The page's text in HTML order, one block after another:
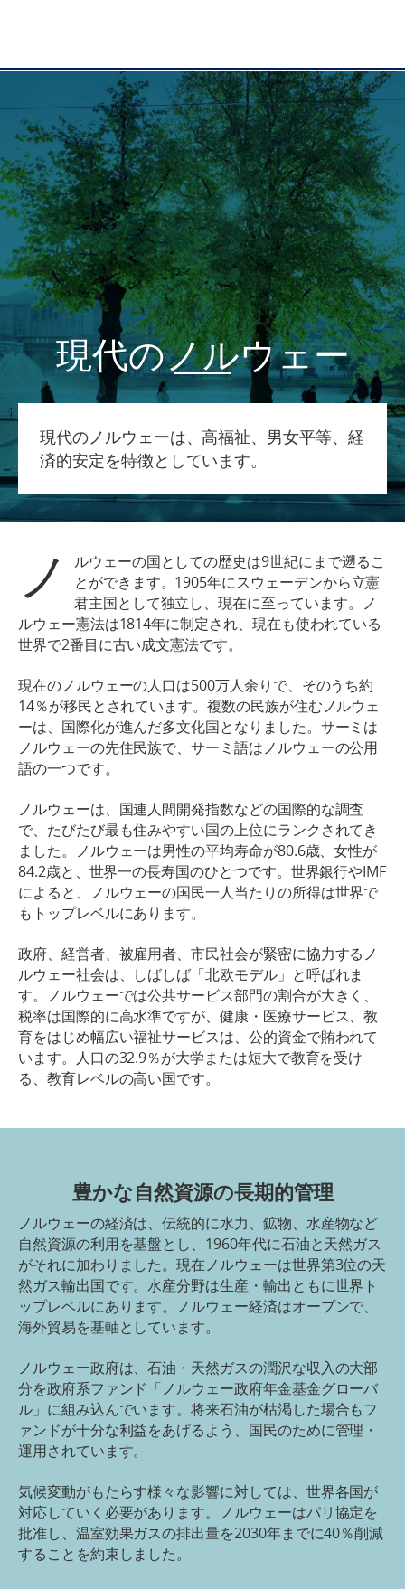
現代のノルウェー
現代のノルウェーは、高福祉、男女平等、経
済的安定を特徴としています。
ノ ルウェーの国としての歴史は9世紀にまで遡るこ
とができます。 1905年にスウェーデンから立憲
君主国として独立し、現在に至っています。ノ
ルウェー憲法は1814年に制定され、現在も使われている
世界で2番目に古い成文憲法です。
現在のノルウェーの人口は500万人余りで、そのうち約
14％が移民とされています。複数の民族が住むノルウェ
ーは、国際化が進んだ多文化国となりました。サーミは
ノルウェーの先住民族で、サーミ語はノルウェーの公用
語の一つです。
ノルウェーは、国連人間開発指数などの国際的な調査
で、たびたび最も住みやすい国の上位にランクされてき
ました。ノルウェーは男性の平均寿命が80.6歳、女性が
84.2歳と、世界一の長寿国のひとつです。世界銀行やIMF
によると、ノルウェーの国民一人当たりの所得は世界で
もトップレベルにあります。
政府、経営者、被雇用者、市民社会が緊密に協力するノ
ルウェー社会は、しばしば「北欧モデル」と呼ばれま
す。ノルウェーでは公共サービス部門の割合が大きく、
税率は国際的に高水準ですが、健康・医療サービス、教
育をはじめ幅広い福祉サービスは、公的資金で賄われて
います。人口の32.9％が大学または短大で教育を受け
る、教育レベルの高い国です。
豊かな自然資源の長期的管理
ノルウェーの経済は、伝統的に水力、鉱物、水産物など
自然資源の利用を基盤とし、 1960年代に石油と天然ガス
がそれに加わりました。現在ノルウェーは世界第3位の天
然ガス輸出国です。水産分野は生産・輸出ともに世界ト
ップレベルにあります。ノルウェー経済はオープンで、
海外貿易を基軸としています。
ノルウェー政府は、石油・天然ガスの潤沢な収入の大部
分を政府系ファンド「ノルウェー政府年金基金グローバ
ル」に組み込んでいます。将来石油が枯渇した場合もフ
ァンドが十分な利益をあげるよう、国民のために管理・
運用されています。
気候変動がもたらす様々な影響に対しては、世界各国が
対応していく必要があります。ノルウェーはパリ協定を
批准し、温室効果ガスの排出量を2030年までに40％削減
することを約束しました。